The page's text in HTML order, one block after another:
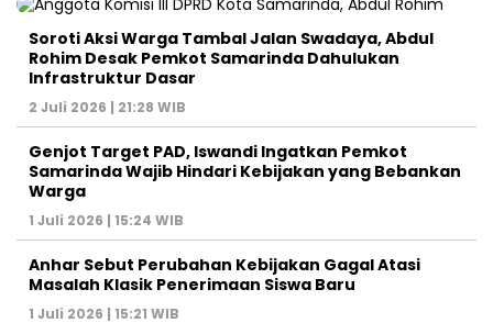
Soroti Aksi Warga Tambal Jalan Swadaya, Abdul
Rohim Desak Pemkot Samarinda Dahulukan
Infrastruktur Dasar
2 Juli 2026 | 21:28 WIB
Genjot Target PAD, Iswandi Ingatkan Pemkot
Samarinda Wajib Hindari Kebijakan yang Bebankan
Warga
1 Juli 2026 | 15:24 WIB
Anhar Sebut Perubahan Kebijakan Gagal Atasi
Masalah Klasik Penerimaan Siswa Baru
1 Juli 2026 | 15:21 WIB